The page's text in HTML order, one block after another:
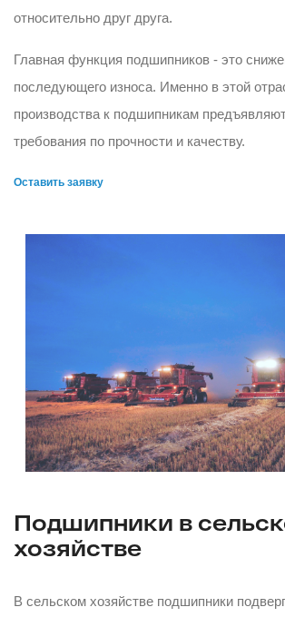
относительно друг друга.
Главная функция подшипников - это
последующего износа. Именно в этой
производства к подшипникам
требования по прочности и качеству.
Оставить заявку
Подшипники в
хозяйстве
В сельском хозяйстве подшипники